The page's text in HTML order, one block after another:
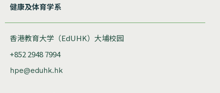
健康及体育学系
香港教育大学（EdUHK）大埔校园
+852 2948 7994
hpe@eduhk.hk